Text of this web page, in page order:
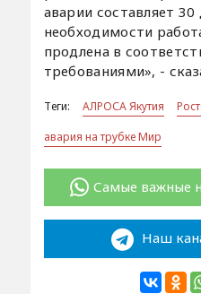
аварии составляет 30
необходимости
продлена в
требованиями», -
Теги: АЛРОСА Якутия
авария на трубке Мир
Самые важные
Наш